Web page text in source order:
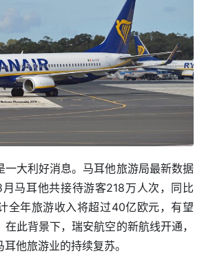
一大利好消息。马耳他旅游局最新数据
马耳他共接待游客218万人次，同比
全年旅游收入将超过40亿欧元，有望
此背景下，瑞安航空的新航线开通，
他旅游业的持续复苏。